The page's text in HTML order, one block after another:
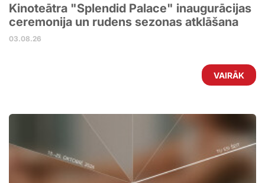
Kinoteātra "Splendid Palace" inaugurācijas
ceremonija un rudens sezonas atklāšana
03.08.26
VAIRĀK